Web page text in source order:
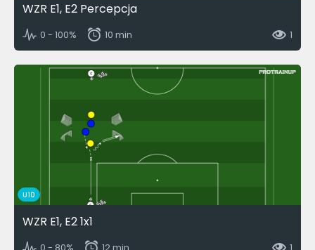
WZR E1, E2 Percepcja
0 - 100% 10 min 1
U10
WZR E1, E2 1x1